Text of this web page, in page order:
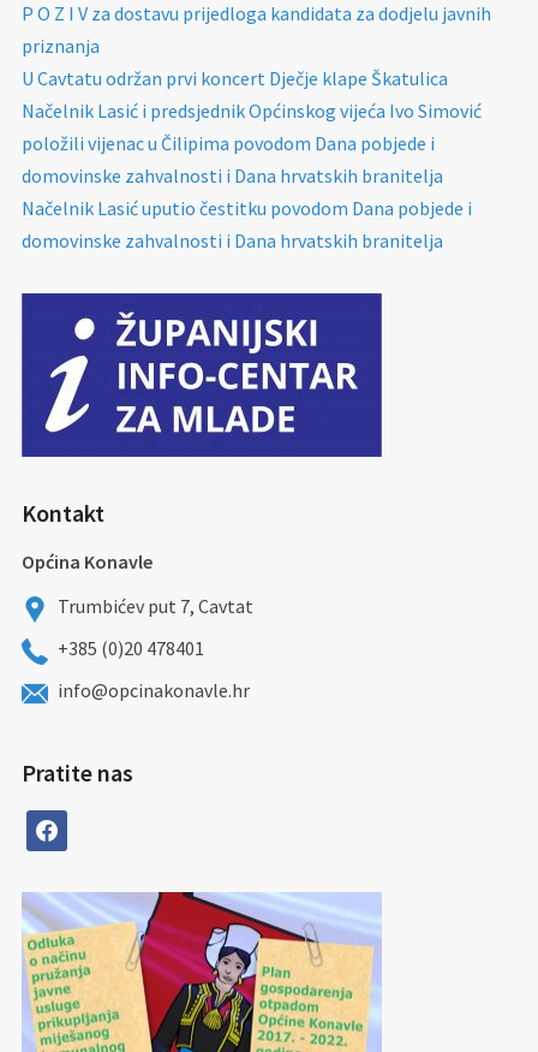
P O Z I V za dostavu prijedloga kandidata za dodjelu javnih
priznanja
U Cavtatu održan prvi koncert Dječje klape Škatulica
Načelnik Lasić i predsjednik Općinskog vijeća Ivo Simović
položili vijenac u Čilipima povodom Dana pobjede i
domovinske zahvalnosti i Dana hrvatskih branitelja
Načelnik Lasić uputio čestitku povodom Dana pobjede i
domovinske zahvalnosti i Dana hrvatskih branitelja
Kontakt
Općina Konavle
Trumbićev put 7, Cavtat
+385 (0)20 478401
info@opcinakonavle.hr
Pratite nas
facebook